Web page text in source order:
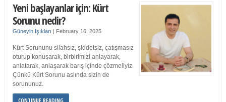
Yeni başlayanlar için: Kürt
Sorunu nedir?
Güneyin Işıkları | February 16, 2025
Kürt Sorununu silahsız, şiddetsiz, çatışmasız
oturup konuşarak, birbirimizi anlayarak,
anlatarak, anlaşarak barış içinde çözmeliyiz.
Çünkü Kürt Sorunu aslında sizin de
sorununuz.
CONTINUE READING